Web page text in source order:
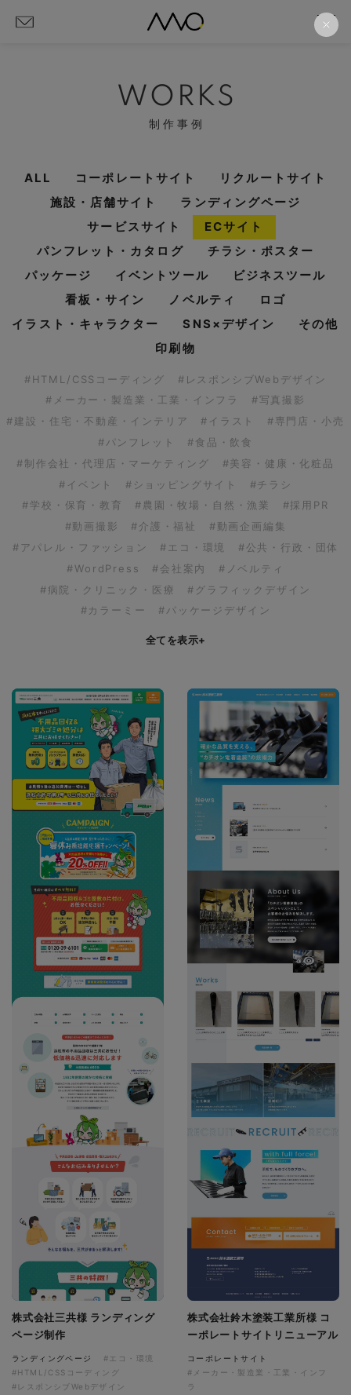
WORKS
制作事例
ALL コーポレートサイト
リクルートサイト
施設・店舗サイト
ランディングページ
サービスサイト
ECサイト
パンフレット・カタログ
チラシ・ポスター
パッケージ
イベントツール
ビジネスツール
看板・サイン
ノベルティ
ロゴ
イラスト・キャラクター
SNS×デザイン
その他
印刷物
#HTML/CSSコーディング
#レスポンシブWebデザイン
#メーカー・製造業・工業・インフラ
#写真撮影
#建設・住宅・不動産・インテリア
#イラスト
#専門店・小売
#パンフレット
#食品・飲食
#制作会社・代理店・マーケティング
#美容・健康・化粧品
#イベント
#ショッピングサイト
#チラシ
#学校・保育・教育
#農園・牧場・自然・漁業
#採用PR
#動画撮影
#介護・福祉
#動画企画編集
#アパレル・ファッション
#エコ・環境
#公共・行政・団体
#WordPress
#会社案内
#ノベルティ
#病院・クリニック・医療
#グラフィックデザイン
#カラーミー
#パッケージデザイン
全てを表示+
株式会社三共様 ランディング
ページ制作
ランディングページ
#エコ・環境
#HTML/CSSコーディング
#レスポンシブWebデザイン
株式会社鈴木塗装工業所様 コ
ーポレートサイトリニューアル
コーポレートサイト
#メーカー・製造業・工業・インフ
ラ